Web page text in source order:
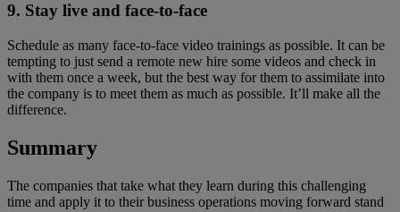
9. Stay live and face-to-face
Schedule as many face-to-face video trainings as possible. It can be
tempting to just send a remote new hire some videos and check in
with them once a week, but the best way for them to assimilate into
the company is to meet them as much as possible. It’ll make all the
difference.
Summary
The companies that take what they learn during this challenging
time and apply it to their business operations moving forward stand